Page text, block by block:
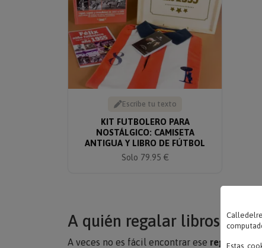
Escribe tu texto
KIT FUTBOLERO PARA
NOSTÁLGICO: CAMISETA
ANTIGUA Y LIBRO DE FÚTBOL
Solo 79.95 €
A quién regalar libros
A veces no es fácil encontrar ese regalo ideal
Estas